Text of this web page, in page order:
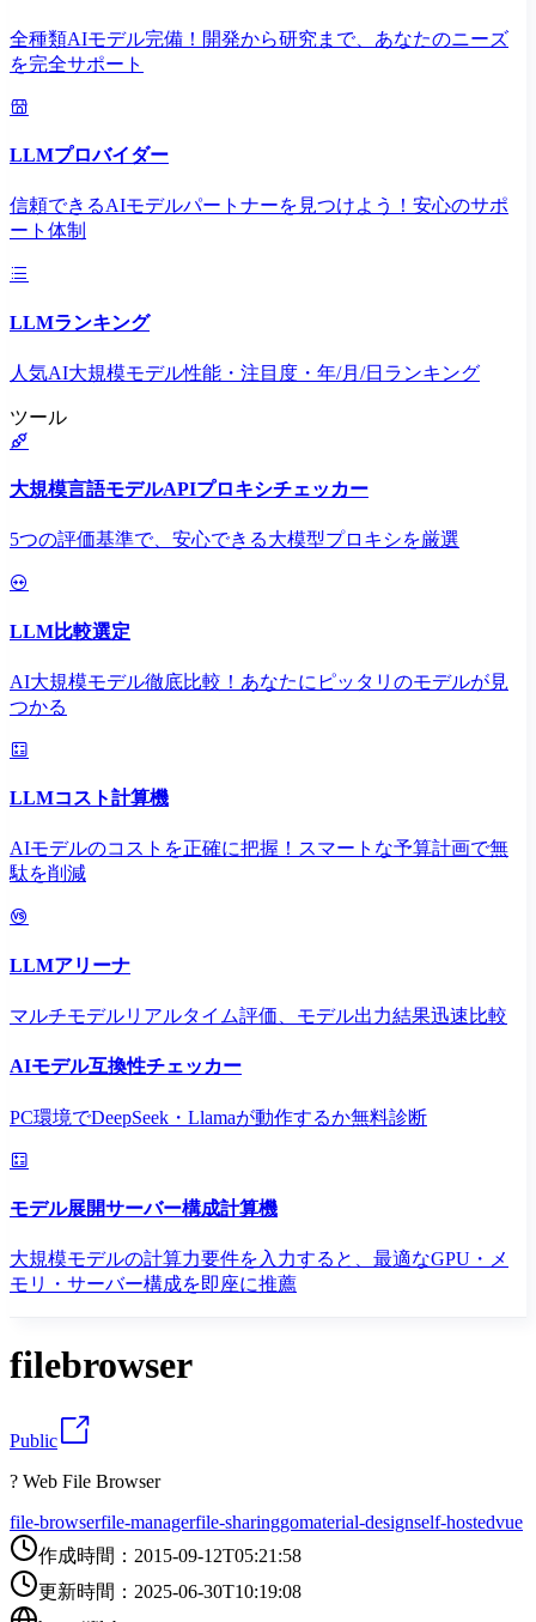
全種類AIモデル完備！開発から研究まで、あなたのニーズ
を完全サポート
LLMプロバイダー
信頼できるAIモデルパートナーを見つけよう！安心のサポ
ート体制
LLMランキング
人気AI大規模モデル性能・注目度・年/月/日ランキング
ツール
大規模言語モデルAPIプロキシチェッカー
5つの評価基準で、安心できる大模型プロキシを厳選
LLM比較選定
AI大規模モデル徹底比較！あなたにピッタリのモデルが見
つかる
LLMコスト計算機
AIモデルのコストを正確に把握！スマートな予算計画で無
駄を削減
LLMアリーナ
マルチモデルリアルタイム評価、モデル出力結果迅速比較
AIモデル互換性チェッカー
PC環境でDeepSeek・Llamaが動作するか無料診断
モデル展開サーバー構成計算機
大規模モデルの計算力要件を入力すると、最適なGPU・メ
モリ・サーバー構成を即座に推薦
filebrowser
Public
? Web File Browser
file-browserfile-managerfile-sharinggomaterial-designself-hostedvue
作成時間 ： 2015-09-12T05:21:58
更新時間 ： 2025-06-30T10:19:08